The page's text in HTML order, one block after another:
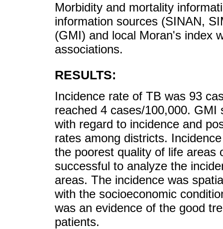
Morbidity and mortality
information sources (SINAN,
(GMI) and local Moran's index
associations.
RESULTS:
Incidence rate of TB was 93
reached 4 cases/100,000. GMI
with regard to incidence and
rates among districts.
the poorest quality of life areas
successful to analyze the
areas. The incidence was
with the socioeconomic
was an evidence of the good
patients.